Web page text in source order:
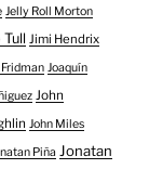
Jelly Roll Morton
Tull Jimi Hendrix
Joaquín
John
John Miles
Piña Jonatan